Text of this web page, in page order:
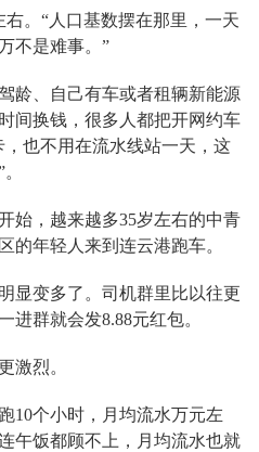
。“人口基数摆在那里，一天
不是难事。”
龄、自己有车或者租辆新能源
间换钱，很多人都把开网约车
也不用在流水线站一天，这
始，越来越多35岁左右的中青
的年轻人来到连云港跑车。
显变多了。司机群里比以往更
进群就会发8.88元红包。
激烈。
10个小时，月均流水万元左
午饭都顾不上，月均流水也就